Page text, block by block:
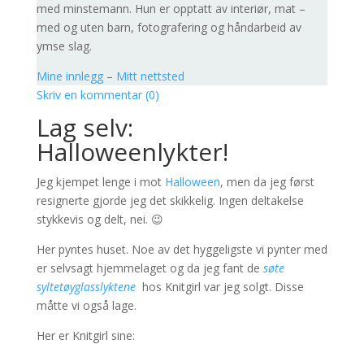
med minstemann. Hun er opptatt av interiør, mat –
med og uten barn, fotografering og håndarbeid av
ymse slag.
Mine innlegg– Mitt nettsted
Skriv en kommentar (0)
Lag selv:
Halloweenlykter!
Jeg kjempet lenge i mot Halloween, men da jeg først
resignerte gjorde jeg det skikkelig. Ingen deltakelse
stykkevis og delt, nei. 😉
Her pyntes huset. Noe av det hyggeligste vi pynter med
er selvsagt hjemmelaget og da jeg fant de søte
syltetøyglasslyktene hos Knitgirl var jeg solgt. Disse
måtte vi også lage.
Her er Knitgirl sine: